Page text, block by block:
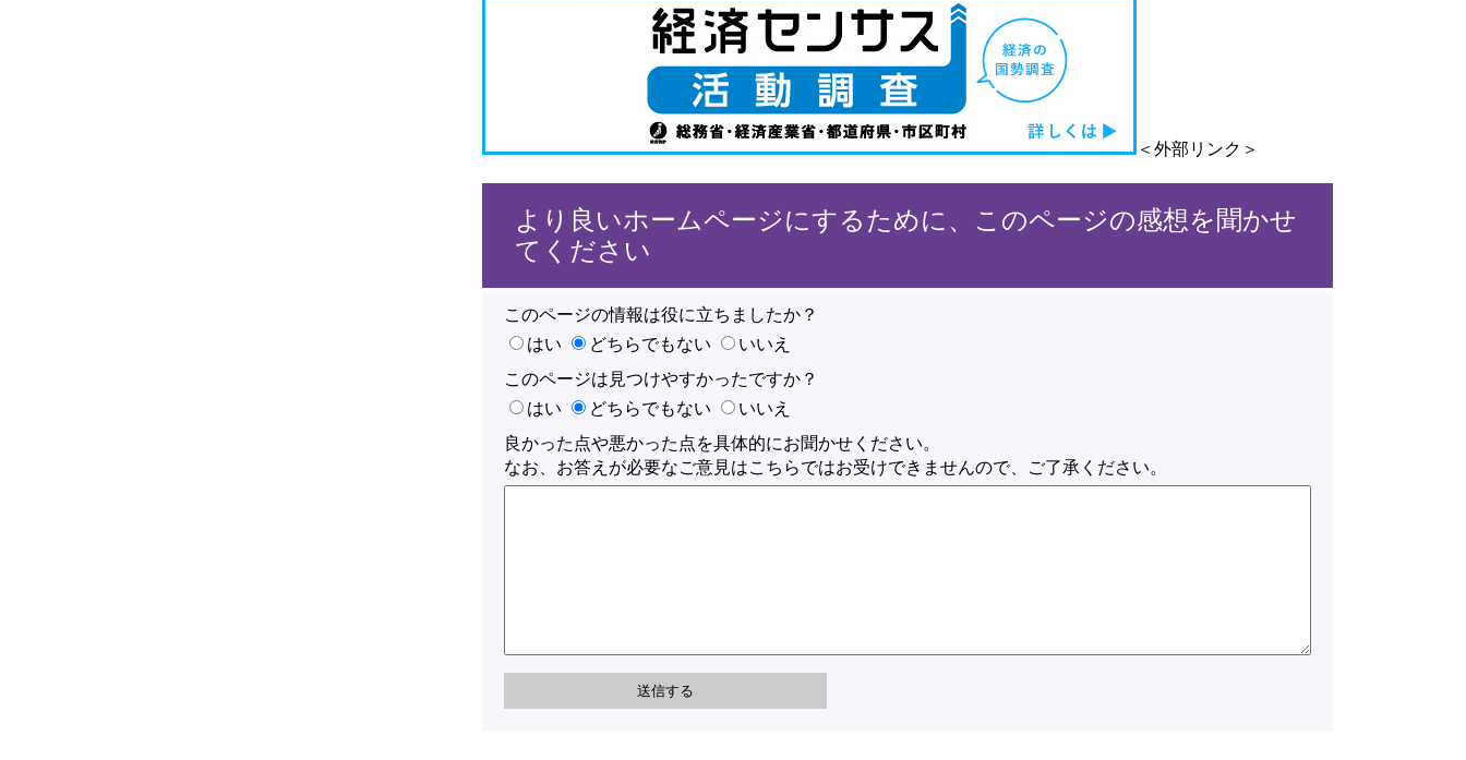
＜外部リンク＞
より良いホームページにするために、このページの感想を聞かせ
てください
このページの情報は役に立ちましたか？
はい
どちらでもない
いいえ
このページは見つけやすかったですか？
はい
どちらでもない
いいえ
良かった点や悪かった点を具体的にお聞かせください。
なお、お答えが必要なご意見はこちらではお受けできませんので、ご了承ください。